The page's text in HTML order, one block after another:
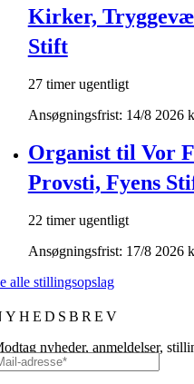
Kirker,
Stift
27 timer ugentligt
Ansøgningsfrist: 14/8 2026
Organist til Vor
Provsti, Fyens
22 timer ugentligt
Ansøgningsfrist: 17/8 2026
alle stillingsopslag
nyheder, anmeldelser,